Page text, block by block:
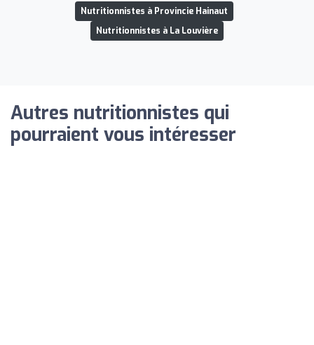
Nutritionnistes à Provincie Hainaut
Nutritionnistes à La Louvière
Autres nutritionnistes qui
pourraient vous intéresser